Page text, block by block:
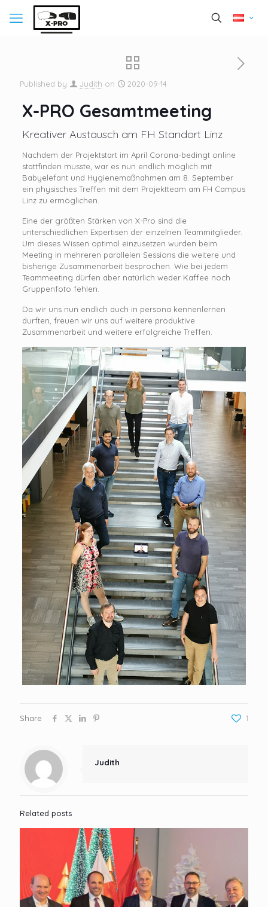
Published by Judith on 2020-09-14
X-PRO Gesamtmeeting
Kreativer Austausch am FH Standort Linz
Nachdem der Projektstart im April Corona-bedingt online
stattfinden musste, war es nun endlich möglich mit
Babyelefant und Hygienemaßnahmen am 8. September
ein physisches Treffen mit dem Projektteam am FH Campus
Linz zu ermöglichen.
Eine der größten Stärken von X-Pro sind die
unterschiedlichen Expertisen der einzelnen Teammitglieder.
Um dieses Wissen optimal einzusetzen wurden beim
Meeting in mehreren parallelen Sessions die weitere und
bisherige Zusammenarbeit besprochen. Wie bei jedem
Teammeeting dürfen aber natürlich weder Kaffee noch
Gruppenfoto fehlen.
Da wir uns nun endlich auch in persona kennenlernen
durften, freuen wir uns auf weitere produktive
Zusammenarbeit und weitere erfolgreiche Treffen.
Share 1
Judith
Related posts